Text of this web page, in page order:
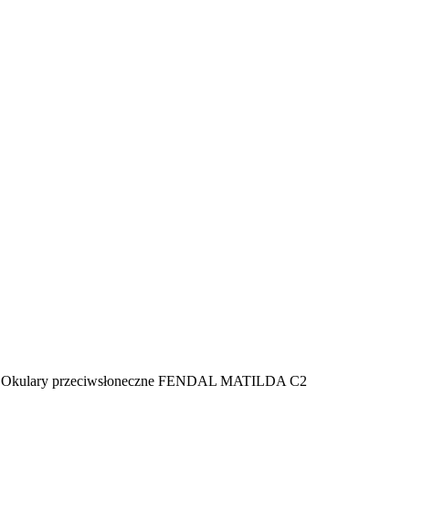
Okulary przeciwsłoneczne FENDAL MATILDA C2